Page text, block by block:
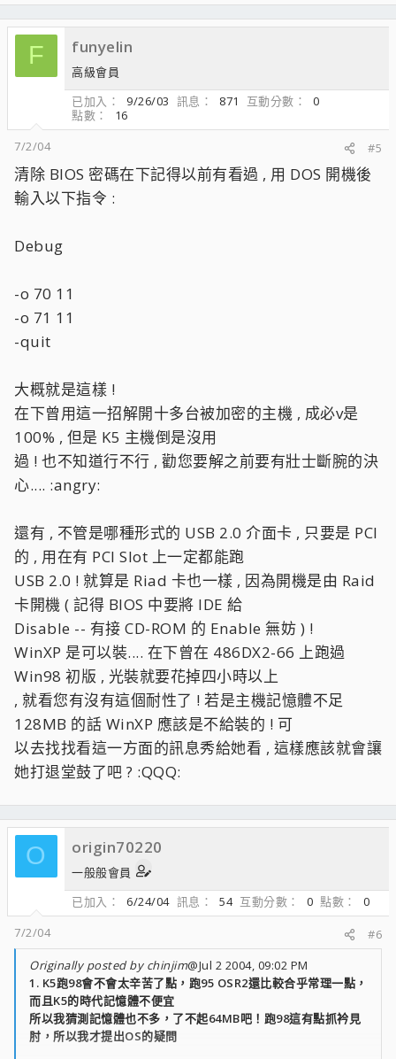
F funyelin
高級會員
已加入
9/26/03 訊息 871 互動分數
0
點數
16
7/2/04
#5
清除 BIOS 密碼在下記得以前有看過 , 用 DOS 開機後
輸入以下指令 :
Debug
-o 70 11
-o 71 11
-quit
大概就是這樣 !
在下曾用這一招解開十多台被加密的主機 , 成必v是
100% , 但是 K5 主機倒是沒用
過 ! 也不知道行不行 , 勸您要解之前要有壯士斷腕的決
心.... :angry:
還有 , 不管是哪種形式的 USB 2.0 介面卡 , 只要是 PCI
的 , 用在有 PCI Slot 上一定都能跑
USB 2.0 ! 就算是 Riad 卡也一樣 , 因為開機是由 Raid
卡開機 ( 記得 BIOS 中要將 IDE 給
Disable -- 有接 CD-ROM 的 Enable 無妨 ) !
WinXP 是可以裝.... 在下曾在 486DX2-66 上跑過
Win98 初版 , 光裝就要花掉四小時以上
, 就看您有沒有這個耐性了 ! 若是主機記憶體不足
128MB 的話 WinXP 應該是不給裝的 ! 可
以去找找看這一方面的訊息秀給她看 , 這樣應該就會讓
她打退堂鼓了吧 ? :QQQ:
O origin70220
一般般會員
已加入
6/24/04 訊息 54 互動分數 0 點數
0
7/2/04
#6
Originally posted by chinjim@Jul 2 2004, 09:02 PM
1. K5跑98會不會太辛苦了點，跑95 OSR2還比較合乎常理一點，
而且K5的時代記憶體不便宜
所以我猜測記憶體也不多，了不起64MB吧！跑98這有點抓衿見
肘，所以我才提出OS的疑問